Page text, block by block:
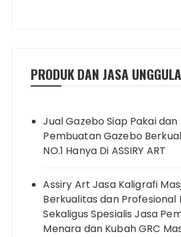
PRODUK DAN JASA
Jual Gazebo Siap Pakai dan
Pembuatan Gazebo
NO.1 Hanya Di ASSIRY ART
Assiry Art Jasa Kaligrafi
Berkualitas dan Profesional
Sekaligus Spesialis Jasa
Menara dan Kubah GRC